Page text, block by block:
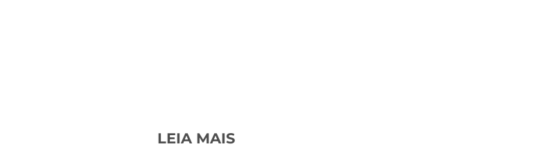
LEIA MAIS